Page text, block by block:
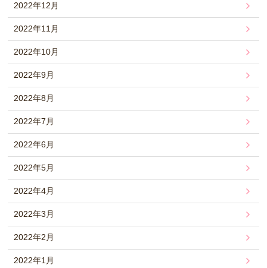
2022年12月
2022年11月
2022年10月
2022年9月
2022年8月
2022年7月
2022年6月
2022年5月
2022年4月
2022年3月
2022年2月
2022年1月